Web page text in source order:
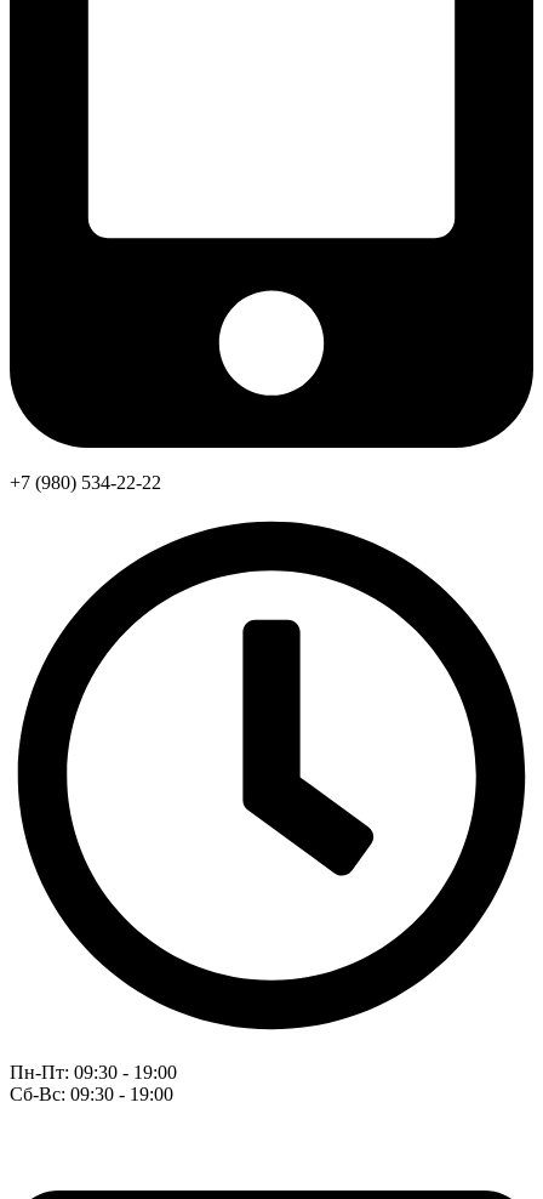
+7 (980) 534-22-22
Пн-Пт: 09:30 - 19:00
Сб-Вс: 09:30 - 19:00